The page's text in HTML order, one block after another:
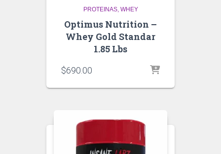
PROTEINAS WHEY
Optimus Nutrition –
Whey Gold Standar
1.85 Lbs
$690.00